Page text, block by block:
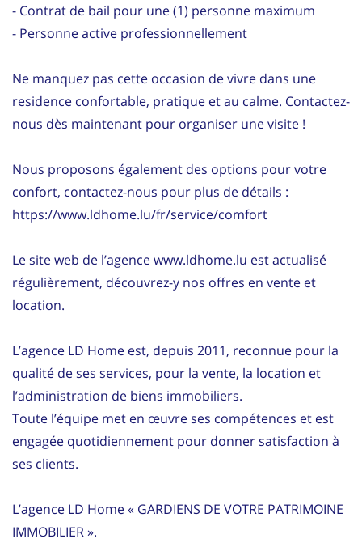
- Contrat de bail pour une (1) personne maximum
- Personne active professionnellement
Ne manquez pas cette occasion de vivre dans une
residence confortable, pratique et au calme. Contactez-
nous dès maintenant pour organiser une visite !
Nous proposons également des options pour votre
confort, contactez-nous pour plus de détails :
https://www.ldhome.lu/fr/service/comfort
Le site web de l’agence www.ldhome.lu est actualisé
régulièrement, découvrez-y nos offres en vente et
location.
L’agence LD Home est, depuis 2011, reconnue pour la
qualité de ses services, pour la vente, la location et
l’administration de biens immobiliers.
Toute l’équipe met en œuvre ses compétences et est
engagée quotidiennement pour donner satisfaction à
ses clients.
L’agence LD Home « GARDIENS DE VOTRE PATRIMOINE
IMMOBILIER ».